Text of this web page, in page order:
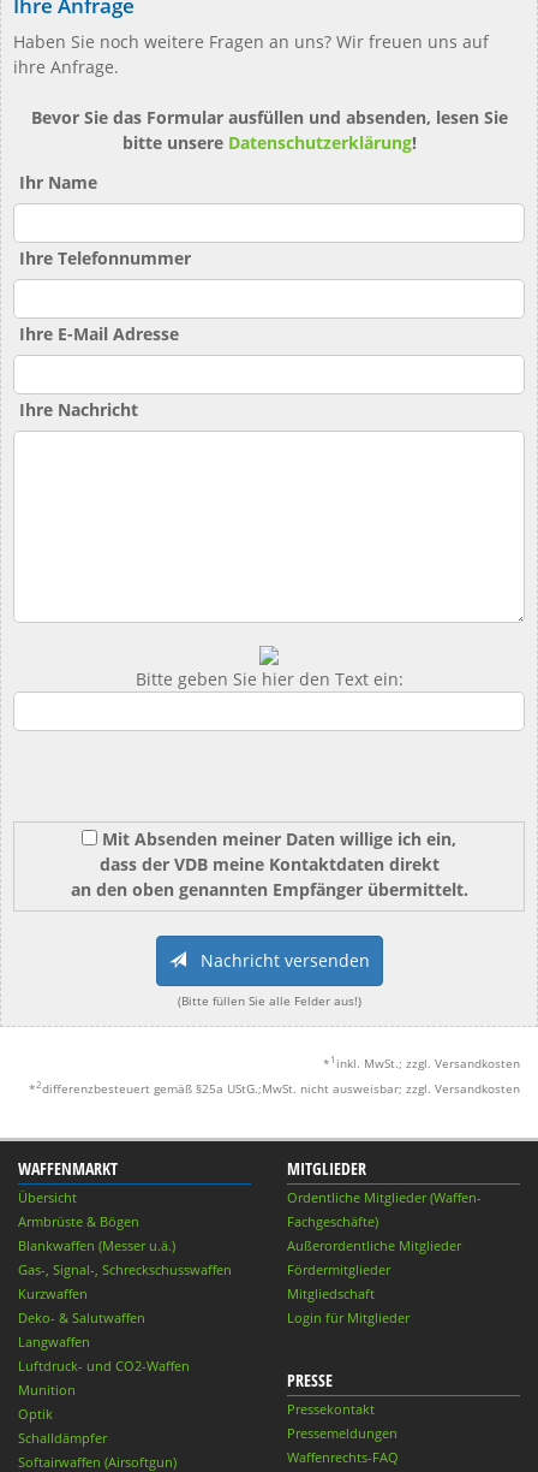
Haben Sie noch weitere Fragen an uns? Wir freuen uns auf
ihre Anfrage.
Bevor Sie das Formular ausfüllen und absenden, lesen Sie
bitte unsere Datenschutzerklärung!
Ihr Name
Ihre Telefonnummer
Ihre E-Mail Adresse
Ihre Nachricht
Bitte geben Sie hier den Text ein:
Mit Absenden meiner Daten willige ich ein,
dass der VDB meine Kontaktdaten direkt
an den oben genannten Empfänger übermittelt.
Nachricht versenden
(Bitte füllen Sie alle Felder aus!)
* 1 inkl. MwSt.; zzgl. Versandkosten
*2differenzbesteuert gemäß §25a UStG.;MwSt. nicht ausweisbar; zzgl. Versandkosten
WAFFENMARKT
Übersicht
Armbrüste & Bögen
Blankwaffen (Messer u.ä.)
Gas-, Signal-, Schreckschusswaffen
Kurzwaffen
Deko- & Salutwaffen
Langwaffen
Luftdruck- und CO2-Waffen
Munition
Optik
Schalldämpfer
Softairwaffen (Airsoftgun)
MITGLIEDER
Ordentliche Mitglieder (Waffen-
Fachgeschäfte)
Außerordentliche Mitglieder
Fördermitglieder
Mitgliedschaft
Login für Mitglieder
PRESSE
Pressekontakt
Pressemeldungen
Waffenrechts-FAQ